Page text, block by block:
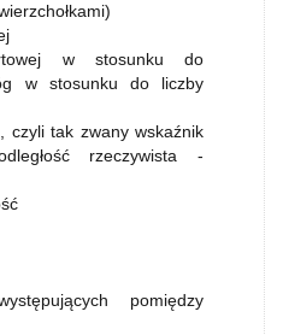
w stosunku do
w stosunku do liczby
czyli tak zwany wskaźnik
rzeczywista -
pomiędzy